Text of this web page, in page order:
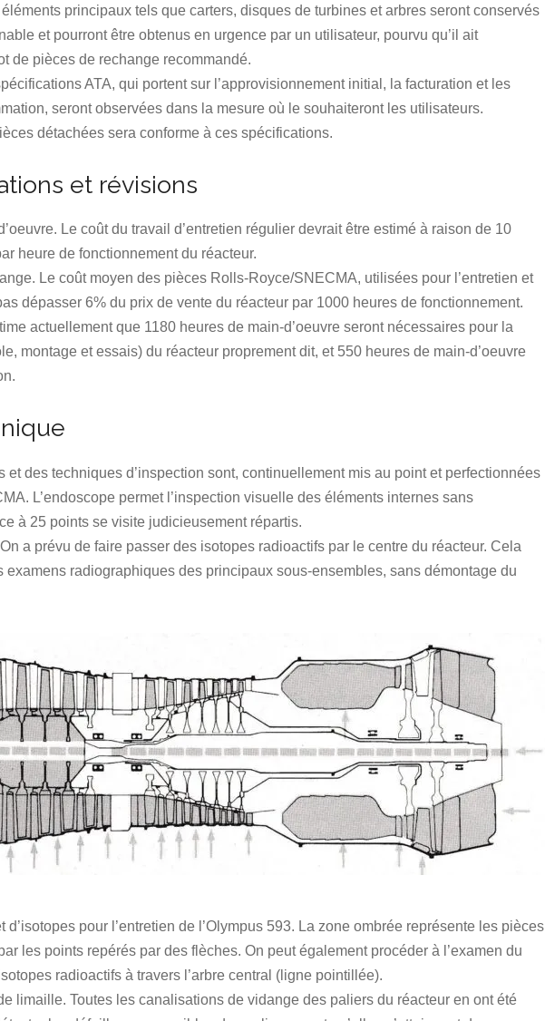
principaux tels que carters, disques de turbines et arbres seront conservés
et pourront être obtenus en urgence par un utilisateur, pourvu qu’il ait
de pièces de rechange recommandé.
ATA, qui portent sur l’approvisionnement initial, la facturation et les
seront observées dans la mesure où le souhaiteront les utilisateurs.
détachées sera conforme à ces spécifications.
et révisions
Le coût du travail d’entretien régulier devrait être estimé à raison de 10
heure de fonctionnement du réacteur.
Le coût moyen des pièces Rolls-Royce/SNECMA, utilisées pour l’entretien et
dépasser 6% du prix de vente du réacteur par 1000 heures de fonctionnement.
actuellement que 1180 heures de main-d’oeuvre seront nécessaires pour la
montage et essais) du réacteur proprement dit, et 550 heures de main-d’oeuvre
et des techniques d’inspection sont, continuellement mis au point et perfectionnées
L’endoscope permet l’inspection visuelle des éléments internes sans
à 25 points se visite judicieusement répartis.
a prévu de faire passer des isotopes radioactifs par le centre du réacteur. Cela
examens radiographiques des principaux sous-ensembles, sans démontage du
d’isotopes pour l’entretien de l’Olympus 593. La zone ombrée représente les pièces
les points repérés par des flèches. On peut également procéder à l’examen du
radioactifs à travers l’arbre central (ligne pointillée).
limaille. Toutes les canalisations de vidange des paliers du réacteur en ont été